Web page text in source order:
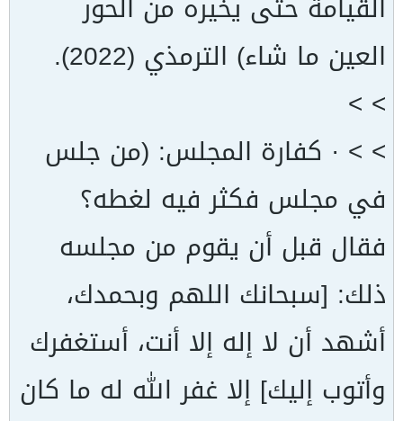
العين ما شاء) الترمذي (2022).
> >
> > · كفارة المجلس: (من جلس
في مجلس فكثر فيه لغطه؟
فقال قبل أن يقوم من مجلسه
ذلك: [سبحانك اللهم وبحمدك،
أشهد أن لا إله إلا أنت، أستغفرك
وأتوب إليك] إلا غفر الله له ما كان